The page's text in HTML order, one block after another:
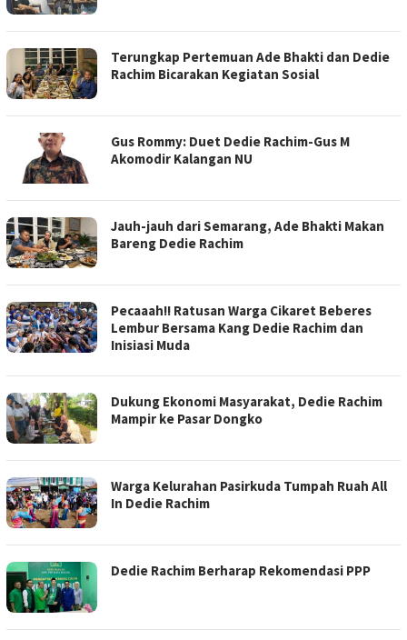
Terungkap Pertemuan Ade Bhakti dan Dedie
Rachim Bicarakan Kegiatan Sosial
Gus Rommy: Duet Dedie Rachim-Gus M
Akomodir Kalangan NU
Jauh-jauh dari Semarang, Ade Bhakti Makan
Bareng Dedie Rachim
Pecaaah!! Ratusan Warga Cikaret Beberes
Lembur Bersama Kang Dedie Rachim dan
Inisiasi Muda
Dukung Ekonomi Masyarakat, Dedie Rachim
Mampir ke Pasar Dongko
Warga Kelurahan Pasirkuda Tumpah Ruah All
In Dedie Rachim
Dedie Rachim Berharap Rekomendasi PPP